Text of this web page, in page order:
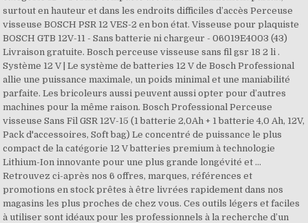
surtout en hauteur et dans les endroits difficiles d’accès Perceuse
visseuse BOSCH PSR 12 VES-2 en bon état. Visseuse pour plaquiste
BOSCH GTB 12V-11 - Sans batterie ni chargeur - 06019E4003 (43)
Livraison gratuite. Bosch perceuse visseuse sans fil gsr 18 2 li .
Système 12 V | Le système de batteries 12 V de Bosch Professional
allie une puissance maximale, un poids minimal et une maniabilité
parfaite. Les bricoleurs aussi peuvent aussi opter pour d’autres
machines pour la même raison. Bosch Professional Perceuse
visseuse Sans Fil GSR 12V-15 (1 batterie 2,0Ah + 1 batterie 4,0 Ah, 12V,
Pack d'accessoires, Soft bag) Le concentré de puissance le plus
compact de la catégorie 12 V batteries premium à technologie
Lithium-Ion innovante pour une plus grande longévité et …
Retrouvez ci-après nos 6 offres, marques, références et
promotions en stock prêtes à être livrées rapidement dans nos
magasins les plus proches de chez vous. Ces outils légers et faciles
à utiliser sont idéaux pour les professionnels à la recherche d’un